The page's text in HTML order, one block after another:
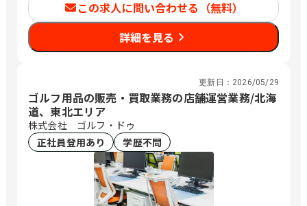
ラルビル 北海道札幌市中央区北4条西4
丁目1-7 MMS札幌駅前ビル 1-3F プロジ
ェクト先（東京都） 広島県広島市中区
銀山町3-1 ひろしまハイビル21 16F 神奈
ックみなとみらい 10階 プロジェクト先
（埼玉県） 【福岡市中央区】福岡県福
岡市中央区天神1-9-17 福岡天神フコク
生命ビル15F プロジェクト先（千葉県）
（変更の範囲） 会社の定める範囲
この求人に問い合わせる（無料）
詳細を見る
更新日： 2026/05/29
ゴルフ用品の販売・買取業務の店舗運営業務/北海
道、東北エリア
株式会社 ゴルフ・ドゥ
正社員登用あり
学歴不問